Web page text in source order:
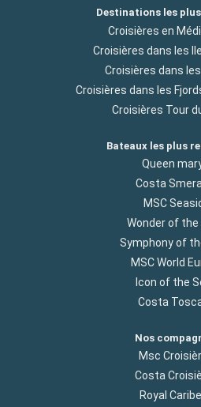
Destinations les
Croisières en
Croisières dans les
Croisières dans
Croisières dans les
Croisières Tour
Bateaux les plus
Queen
Costa
MSC
Wonder of the
Symphony of
MSC World
Icon of the
Costa
Nos
Msc
Costa
Royal